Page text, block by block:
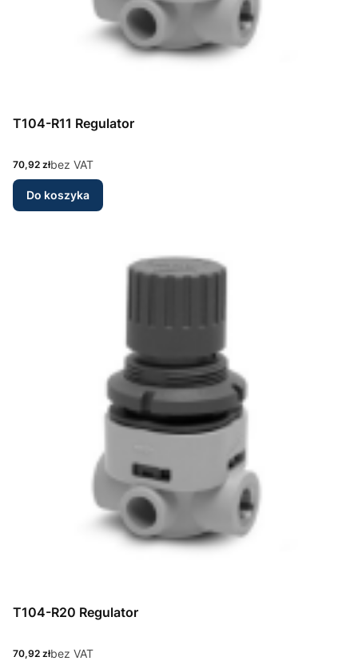
T104-R11 Regulator
Cena
70,92 złbez VAT
Do koszyka
T104-R20 Regulator
Cena
70,92 złbez VAT